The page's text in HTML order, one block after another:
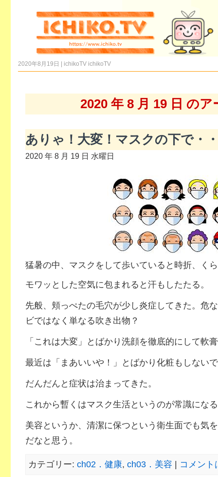
2020年8月19日 | ichikoTV ichikoTV
2020 年 8 月 19 日 のア
ありゃ！大変！マスクの下で・
2020 年 8 月 19 日 水曜日
猛暑の中、マスクをして歩いていると時折、く
モワッとした空気に包まれると汗もしたたる。
先般、頬っぺたの毛穴が少し炎症してきた。危
ビではなく単なる吹き出物？
「これは大変」とばかり洗顔を徹底的にして軟
最近は「まあいいや！」とばかり化粧もしない
だんだんと症状は治まってきた。
これから暫くはマスク生活というのが常識にな
美容というか、清潔に保つという衛生面でも気
だなと思う。
カテゴリー: ch02．健康, ch03．美容 コメント